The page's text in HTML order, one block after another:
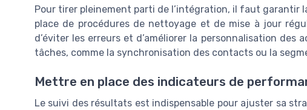
Pour tirer pleinement parti de l’intégration, il faut garantir
place de procédures de nettoyage et de mise à jour
d’éviter les erreurs et d’améliorer la personnalisation des
tâches, comme la synchronisation des contacts ou la
Mettre en place des indicateurs de
Le suivi des résultats est indispensable pour ajuster sa